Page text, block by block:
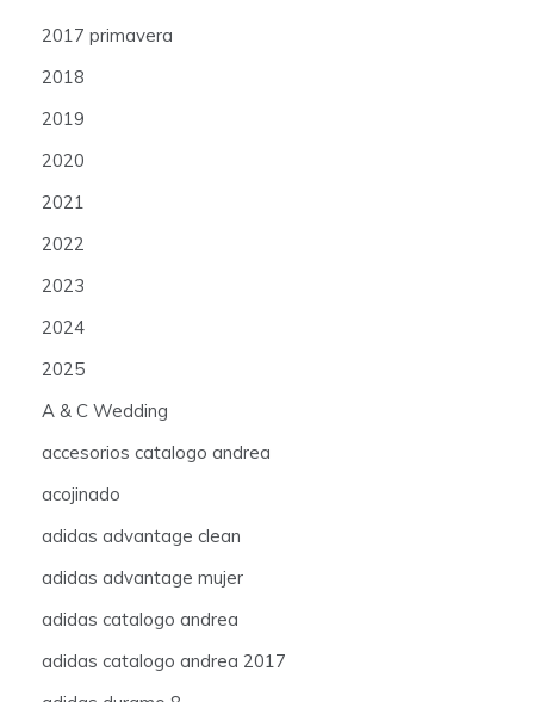
2017 primavera
2018
2019
2020
2021
2022
2023
2024
2025
A & C Wedding
accesorios catalogo andrea
acojinado
adidas advantage clean
adidas advantage mujer
adidas catalogo andrea
adidas catalogo andrea 2017